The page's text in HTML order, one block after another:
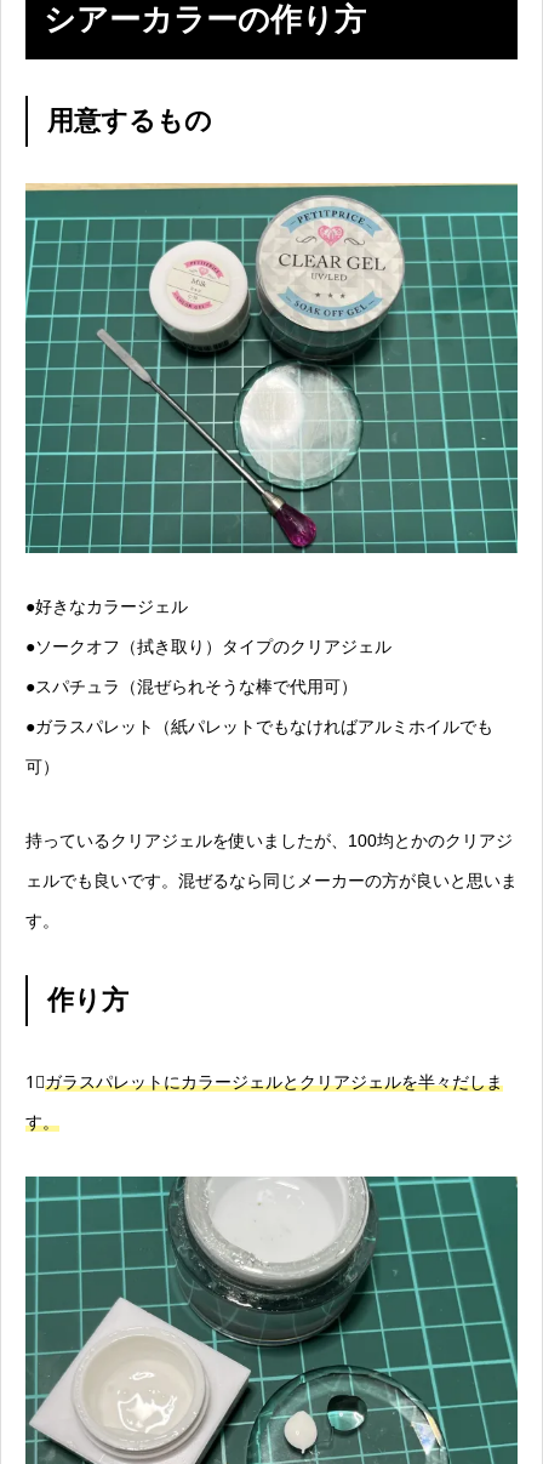
シアーカラーの作り方
用意するもの
●好きなカラージェル
●ソークオフ（拭き取り）タイプのクリアジェル
●スパチュラ（混ぜられそうな棒で代用可）
●ガラスパレット（紙パレットでもなければアルミホイルでも
可）
持っているクリアジェルを使いましたが、100均とかのクリアジ
ェルでも良いです。混ぜるなら同じメーカーの方が良いと思いま
す。
作り方
1⃣ガラスパレットにカラージェルとクリアジェルを半々だしま
す。